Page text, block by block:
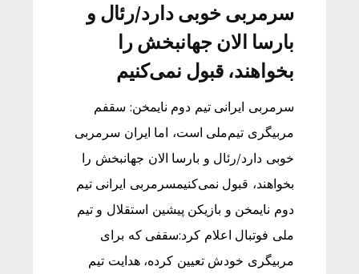
سرمربی خوبی دارد/رئال و
بارسا الان جهانبخش را
بخواهند، قبول نمی‌کنیم
سرمربی ایرانی تیم دوم نایمخن: سقفم
مربیگری تیم‌ملی است، اما ایران سرمربی
خوبی دارد/رئال و بارسا الان جهانبخش را
بخواهند، قبول نمی‌کنیمسرمربی ایرانی تیم
دوم نایمخن و بازیکن پیشین استقلال و تیم
ملی فوتبال اعلام کرد:سقفی که برای
مربیگری خودش تعیین کرده، هدایت تیم